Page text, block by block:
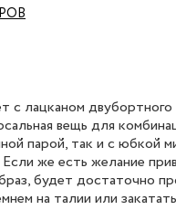
с лацканом двубортного
вещь для
парой, так и с юбкой
же есть желание
будет достаточно
на талии или